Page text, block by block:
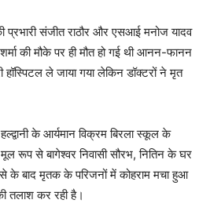
प्रभारी संजीत राठौर और एसआई मनोज यादव
की मौके पर ही मौत हो गई थी आनन-फानन
हॉस्पिटल ले जाया गया लेकिन डॉक्टरों ने मृत
हल्द्वानी के आर्यमान विक्रम बिरला स्कूल के
रूप से बागेश्वर निवासी सौरभ, नितिन के घर
के बाद मृतक के परिजनों में कोहराम मचा हुआ
तलाश कर रही है।